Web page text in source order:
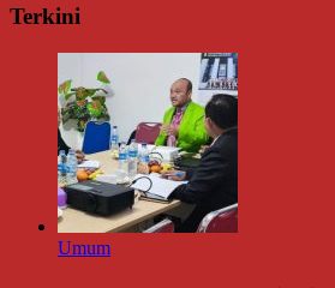
Terkini
Umum